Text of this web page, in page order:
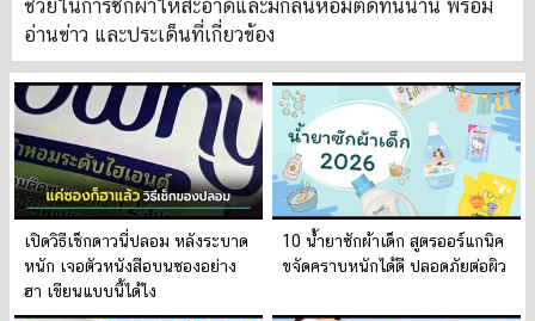
ช่วยในการซักผ้าให้สะอาดและมีกลิ่นหอมติดทนนาน พร้อม
อ่านข่าว และประเด็นที่เกี่ยวข้อง
เปิดวิธีเช็กดาวนี่ปลอม หลังระบาด
หนัก เจอตัวหนังสือบนซองอย่าง
ฮา เขียนแบบนี้ได้ไง
10 น้ำยาซักผ้าเด็ก สูตรออร์แกนิค
ขจัดคราบหนักได้ดี ปลอดภัยต่อผิว